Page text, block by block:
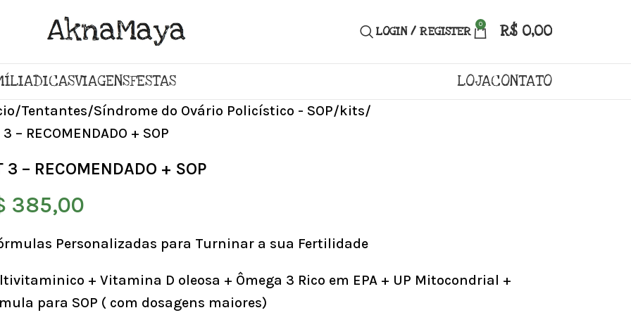
LOGIN / REGISTER 0 R$0,00
DICASVIAGENSFESTAS LOJACONTATO
Tentantes Síndrome do Ovário Policístico - SOP kits
– RECOMENDADO + SOP
3 – RECOMENDADO + SOP
385,00
Personalizadas para Turninar a sua Fertilidade
+ Vitamina D oleosa + Ômega 3 Rico em EPA + UP Mitocondrial +
para SOP ( com dosagens maiores)